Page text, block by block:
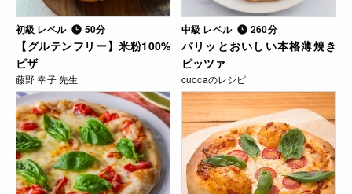
初級 レベル 50分
【グルテンフリー】米粉100%
ピザ
藤野 幸子 先生
中級 レベル 260分
パリッとおいしい本格薄焼き
ピッツァ
cuocaのレシピ